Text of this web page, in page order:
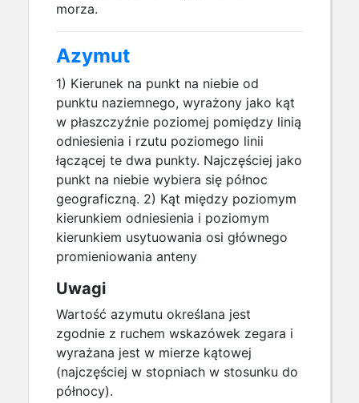
morza.
Azymut
1) Kierunek na punkt na niebie od
punktu naziemnego, wyrażony jako kąt
w płaszczyźnie poziomej pomiędzy linią
odniesienia i rzutu poziomego linii
łączącej te dwa punkty. Najczęściej jako
punkt na niebie wybiera się północ
geograficzną. 2) Kąt między poziomym
kierunkiem odniesienia i poziomym
kierunkiem usytuowania osi głównego
promieniowania anteny
Uwagi
Wartość azymutu określana jest
zgodnie z ruchem wskazówek zegara i
wyrażana jest w mierze kątowej
(najczęściej w stopniach w stosunku do
północy).